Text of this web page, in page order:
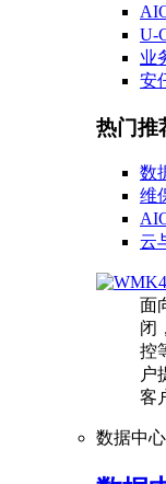
U-
业
安
热门推
数
维
云
面
闭
控
户
客
数据中心